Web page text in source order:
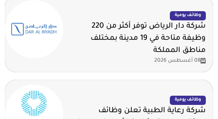
وظائف يومية
شركة دار الرياض توفر أكثر من 220
وظيفة متاحة في 19 مدينة بمختلف
مناطق المملكة
08 أغسطس 2026
وظائف يومية
شركة رعاية الطبية تعلن وظائف